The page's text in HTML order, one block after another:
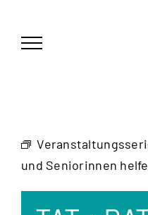
springen
und Seniorinnen